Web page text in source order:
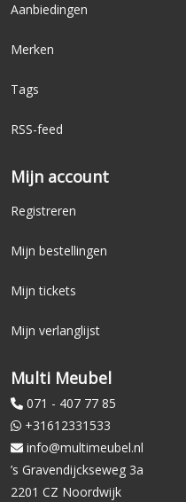
Aanbiedingen
Merken
Tags
RSS-feed
Mijn account
Registreren
Mijn bestellingen
Mijn tickets
Mijn verlanglijst
Multi Meubel
071 - 407 77 85
+31612331533
info@multimeubel.nl
’s Gravendijckseweg 3a
2201 CZ Noordwijk